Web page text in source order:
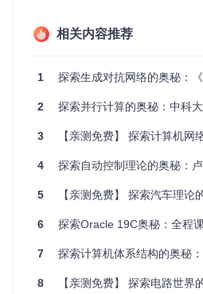
实践性强 ：通过六个项目实践
据库系统，加深理解和应用。
保证了内容的时效性。
如果你正在寻找一个权威且实用的
86课程资源库无疑是一个理想的选
据库探索之旅吧！
[![Start Learning Now](
点击上方的"Learn CS186"徽章，
相关内容推荐
1 探索生成对抗网络的奥秘：《GAN生成对
2 探索并行计算的奥秘：中科大
3 【亲测免费】 探索计算机网络的奥秘：谢
4 探索自动控制理论的奥秘：卢老
5 【亲测免费】 探索汽车理论的奥
6 探索Oracle 19C奥秘：全程课
7 探索计算机体系结构的奥秘：《计算机体系结
8 【亲测免费】 探索电路世界的宝典 —— 邱关